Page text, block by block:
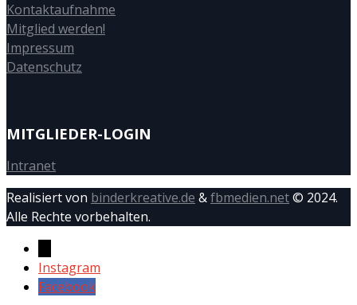
Kontaktaufnahme
Mitglied werden!
Impressum
Datenschutz
MITGLIEDER-LOGIN
Intranet
Realisiert von binderkreative.de &fbmedien.net© 2024.
Alle Rechte vorbehalten.
Instagram
Facebook